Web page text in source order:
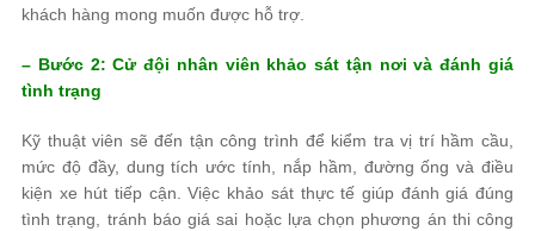
khách hàng mong muốn được hỗ trợ.
– Bước 2: Cử đội nhân viên khảo sát tận nơi và đánh giá
tình trạng
Kỹ thuật viên sẽ đến tận công trình để kiểm tra vị trí hầm cầu,
mức độ đầy, dung tích ước tính, nắp hầm, đường ống và điều
kiện xe hút tiếp cận. Việc khảo sát thực tế giúp đánh giá đúng
tình trạng, tránh báo giá sai hoặc lựa chọn phương án thi công